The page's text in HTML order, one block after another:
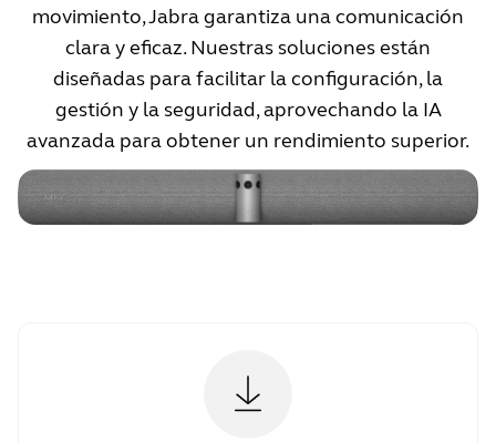
movimiento, Jabra garantiza una comunicación
clara y eficaz. Nuestras soluciones están
diseñadas para facilitar la configuración, la
gestión y la seguridad, aprovechando la IA
avanzada para obtener un rendimiento superior.